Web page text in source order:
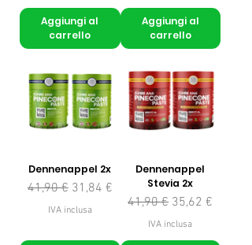
Aggiungi al
carrello
Aggiungi al
carrello
Dennenappel 2x
Prezzo regolare
41,90 € Prezzo scontato
31,84 €
IVA inclusa
Dennenappel
Stevia 2x
Prezzo regolare
41,90 € Prezzo scontato
35,62 €
IVA inclusa